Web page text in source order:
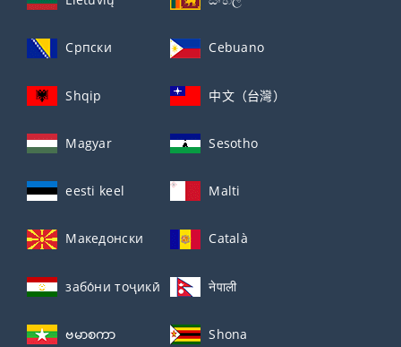
Српски Cebuano
Shqip 中文（台灣）
Magyar Sesotho
eesti keel Malti
Македонски Català
забо́ни тоҷикӣ́ नेपाली
ဗမာစကာ Shona